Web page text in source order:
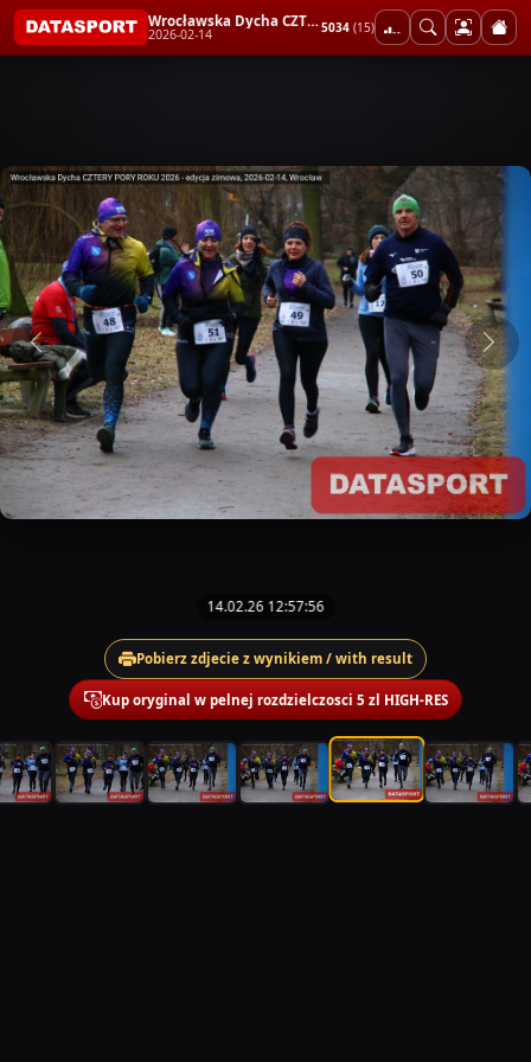
Wrocławska Dycha CZTERY PORY ROKU 2026 - edycja zimowa
2026-02-14 5034 (15)
14.02.26 12:57:56
Pobierz zdjecie z wynikiem / with result
Kup oryginal w pelnej rozdzielczosci 5 zl HIGH-RES